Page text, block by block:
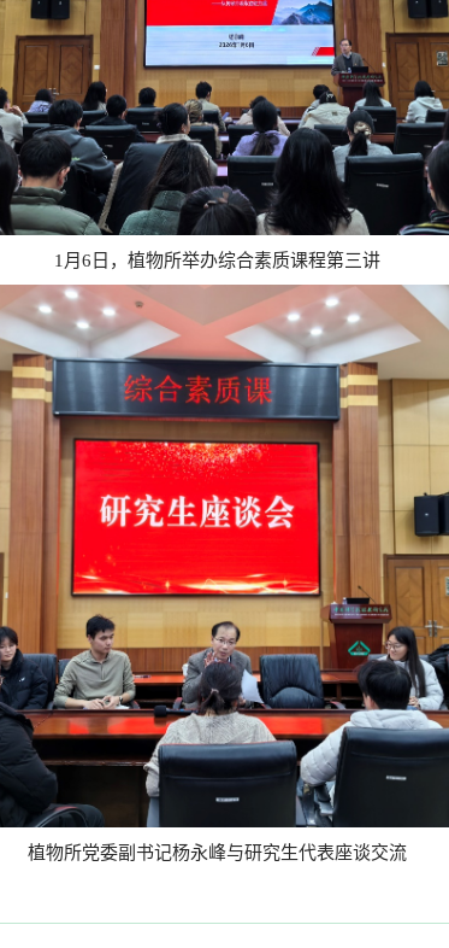
1 月6 日，植物所举办综合素质课程第三讲
植物所党委副书记杨永峰与研究生代表座谈交流